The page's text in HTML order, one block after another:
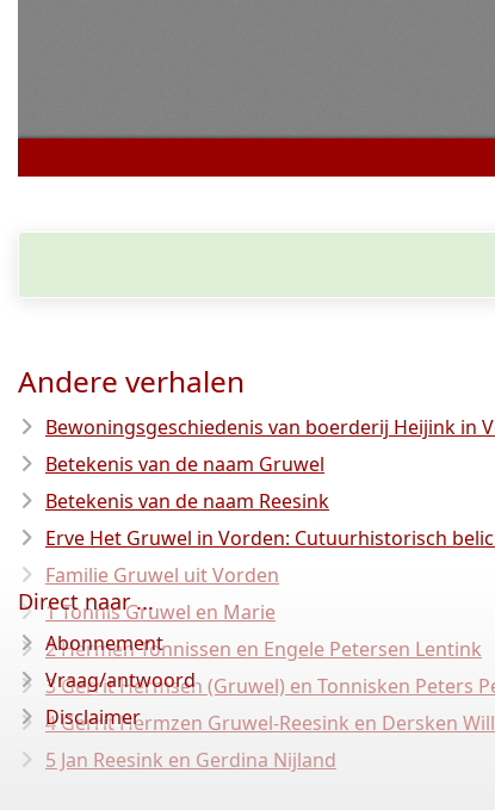
Andere verhalen
Bewoningsgeschiedenis van boerderij Heijink in
Betekenis van de naam Gruwel
Betekenis van de naam Reesink
Erve Het Gruwel in Vorden: Cutuurhistorisch
Familie Gruwel uit Vorden
1 Tonnis Gruwel en Marie
2 Hermen Tonnissen en Engele Petersen Lentink
3 Gerrit Hermsen (Gruwel) en Tonnisken Peters
4 Gerrit Hermzen Gruwel-Reesink en Dersken
5 Jan Reesink en Gerdina Nijland
Direct naar ...
Abonnement
Vraag/antwoord
Disclaimer